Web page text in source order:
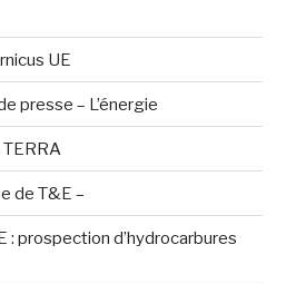
UE
presse – L’énergie
de T&E –
: prospection d’hydrocarbures